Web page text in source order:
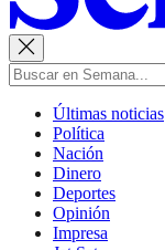
Últimas noticias
Política
Nación
Dinero
Deportes
Opinión
Impresa